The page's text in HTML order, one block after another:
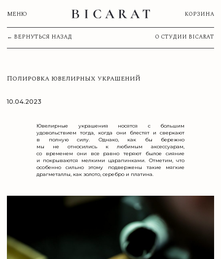
КОРЗИНА
← ВЕРНУТЬСЯ НАЗАД О СТУДИИ BICARAT
Ювелирные украшения носятся с большим
удовольствием тогда, когда они блестят и сверкают
в полную силу. Однако, как бы бережно
мы не относились к любимым аксессуарам,
со временем они все равно теряют былое сияние
и покрываются мелкими царапинками. Отметим, что
особенно сильно этому подвержены такие мягкие
драгметаллы, как золото, серебро и платина.
Нажимая на кнопку, вы соглашаетесь сПолитикой обработки
персональных данных